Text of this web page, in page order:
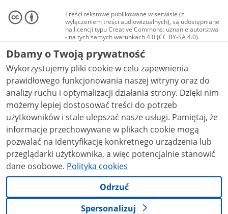
Treści tekstowe publikowane w serwisie (z
wyłączeniem treści audiowizualnych), są udostępniane
na licencji typu Creative Commons: uznanie autorstwa
- na tych samych warunkach 4.0 (CC BY-SA 4.0).
Materiały audiowizualne, w tym zdjęcia, materiały
audio i wideo, są udostępniane na licencji typu
Creative Commons: uznanie autorstwa użycie
niekomercyjne - bez utworów zależnych 4.0 (CC BY-
NC-ND 4.0), o ile nie jest to stwierdzone inaczej.
Dbamy o Twoją prywatność
Wykorzystujemy pliki cookie w celu zapewnienia
prawidłowego funkcjonowania naszej witryny oraz do
analizy ruchu i optymalizacji działania strony. Dzięki nim
możemy lepiej dostosować treści do potrzeb
użytkowników i stale ulepszać nasze usługi. Pamiętaj, że
informacje przechowywane w plikach cookie mogą
pozwalać na identyfikację konkretnego urządzenia lub
przeglądarki użytkownika, a więc potencjalnie stanowić
dane osobowe. Polityka cookies
Odrzuć
Spersonalizuj